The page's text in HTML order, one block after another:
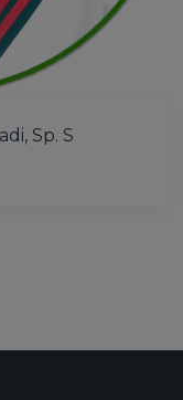
Sp. S